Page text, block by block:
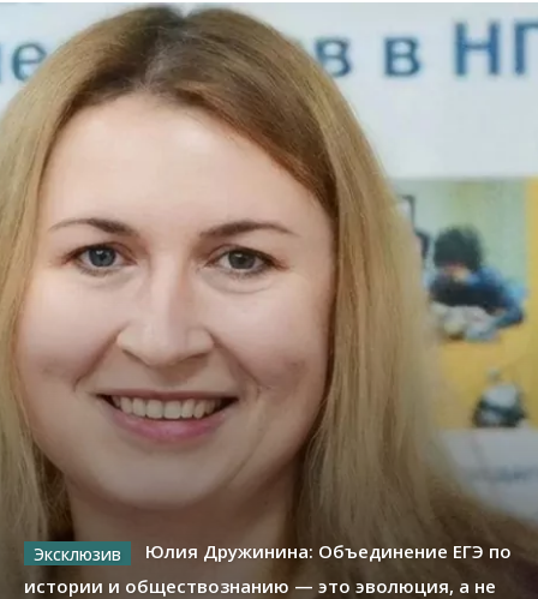
Юлия Дружинина: Объединение ЕГЭ по
истории и обществознанию — это эволюция, а не